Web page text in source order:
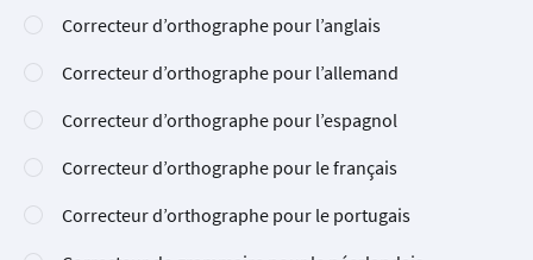
Correcteur d’orthographe pour l’anglais
Correcteur d’orthographe pour l’allemand
Correcteur d’orthographe pour l’espagnol
Correcteur d’orthographe pour le français
Correcteur d’orthographe pour le portugais